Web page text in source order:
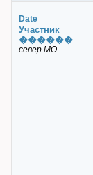
Date
Участник
������
север МО